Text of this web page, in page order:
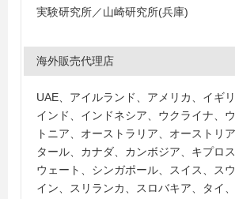
実験研究所／山崎研究所(兵庫)
海外販売代理店
UAE、アイルランド、アメリカ、イギ
インド、インドネシア、ウクライナ、
トニア、オーストラリア、オーストリ
タール、カナダ、カンボジア、キプロ
ウェート、シンガポール、スイス、ス
イン、スリランカ、スロバキア、タイ